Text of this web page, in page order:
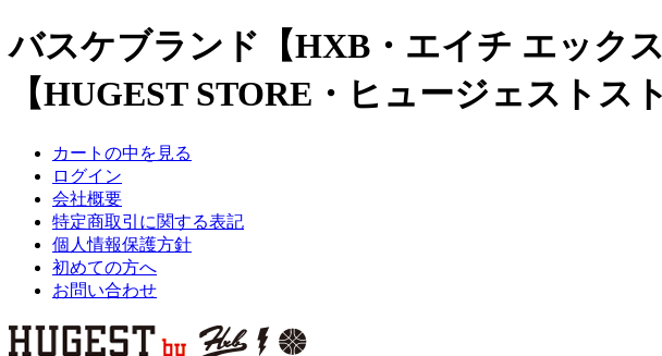
バスケブランド【HXB・エイチ エック
【HUGEST STORE・ヒュージェストス
カートの中を見る
ログイン
会社概要
特定商取引に関する表記
個人情報保護方針
初めての方へ
お問い合わせ